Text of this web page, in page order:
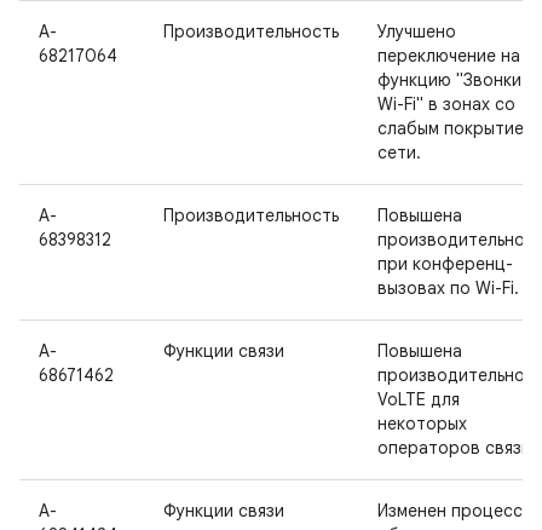
A-
68217064
Производительность
Улучшено
переключение на
функцию "Звонки
Wi-Fi" в зонах со
слабым покрытием
сети.
A-
68398312
Производительность
Повышена
при конференц-
вызовах по Wi-Fi.
A-
68671462
Функции связи
Повышена
VoLTE для
некоторых
операторов связи.
A-
Функции связи
Изменен процесс